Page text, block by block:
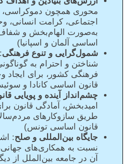
محوری همچون دموکراسی،
اجتماعی، کرامت انسانی،
به‌صورت الهام‌بخش و شفاف
اساسی آلمان و اسپانیا)
شمول‌گرایی و تنوع فرهنگی
شناختن و احترام به
فرهنگی کشور، برای
قانون اساسی کانادا و
چشم‌انداز آینده و پویایی
امیدبخش، آمادگی قانون
طریق سازوکارهای
قانون اساسی تونس)
جایگاه بین‌المللی و صلح:
نسبت به همکاری‌های
آن در جامعه بین‌الملل از